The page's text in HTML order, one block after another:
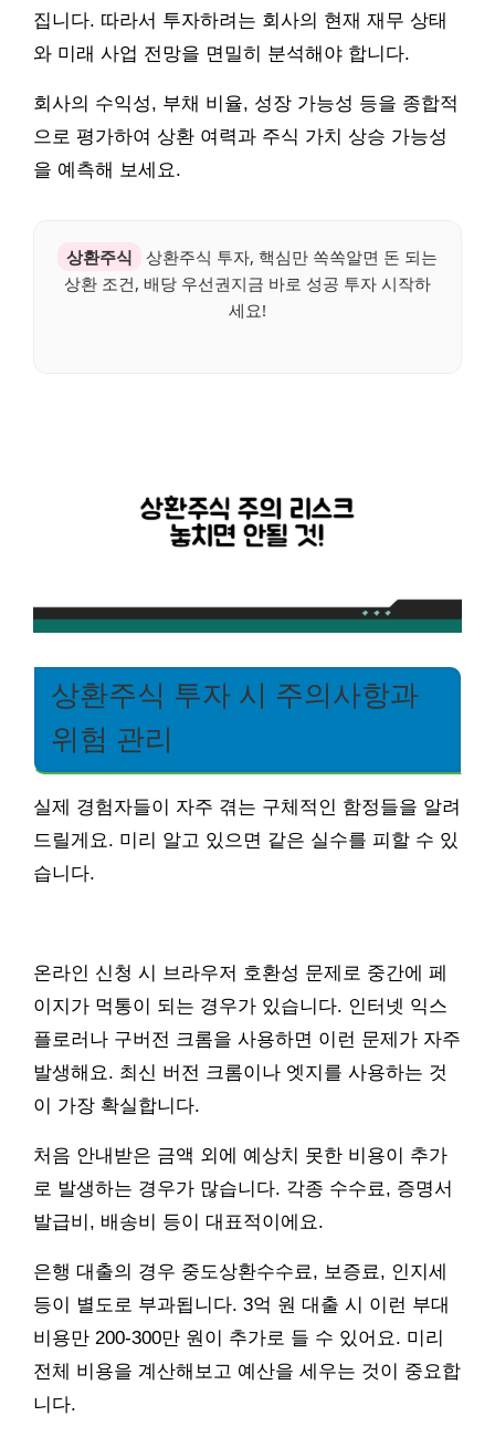
집니다. 따라서 투자하려는 회사의 현재 재무 상태
와 미래 사업 전망을 면밀히 분석해야 합니다.
회사의 수익성, 부채 비율, 성장 가능성 등을 종합적
으로 평가하여 상환 여력과 주식 가치 상승 가능성
을 예측해 보세요.
상환주식
상환주식 투자, 핵심만 쏙쏙알면 돈 되는
상환 조건, 배당 우선권지금 바로 성공 투자 시작하
세요!
상환주식 투자 시 주의사항과
위험 관리
실제 경험자들이 자주 겪는 구체적인 함정들을 알려
드릴게요. 미리 알고 있으면 같은 실수를 피할 수 있
습니다.
온라인 신청 시 브라우저 호환성 문제로 중간에 페
이지가 먹통이 되는 경우가 있습니다. 인터넷 익스
플로러나 구버전 크롬을 사용하면 이런 문제가 자주
발생해요. 최신 버전 크롬이나 엣지를 사용하는 것
이 가장 확실합니다.
처음 안내받은 금액 외에 예상치 못한 비용이 추가
로 발생하는 경우가 많습니다. 각종 수수료, 증명서
발급비, 배송비 등이 대표적이에요.
은행 대출의 경우 중도상환수수료, 보증료, 인지세
등이 별도로 부과됩니다. 3억 원 대출 시 이런 부대
비용만 200-300만 원이 추가로 들 수 있어요. 미리
전체 비용을 계산해보고 예산을 세우는 것이 중요합
니다.